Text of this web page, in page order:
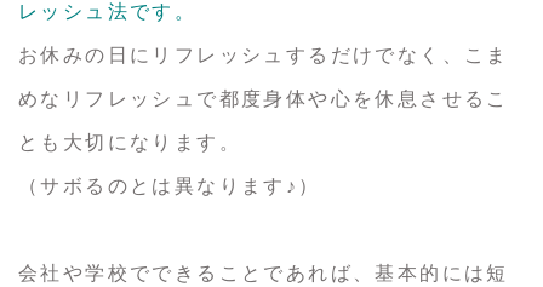
レッシュ法です。
お休みの日にリフレッシュするだけでなく、こま
めなリフレッシュで都度身体や心を休息させるこ
とも大切になります。
（サボるのとは異なります♪）
会社や学校でできることであれば、基本的には短